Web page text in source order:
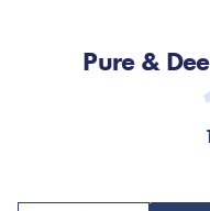
Pure &